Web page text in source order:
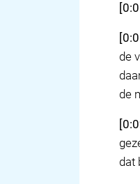
de
de
dat